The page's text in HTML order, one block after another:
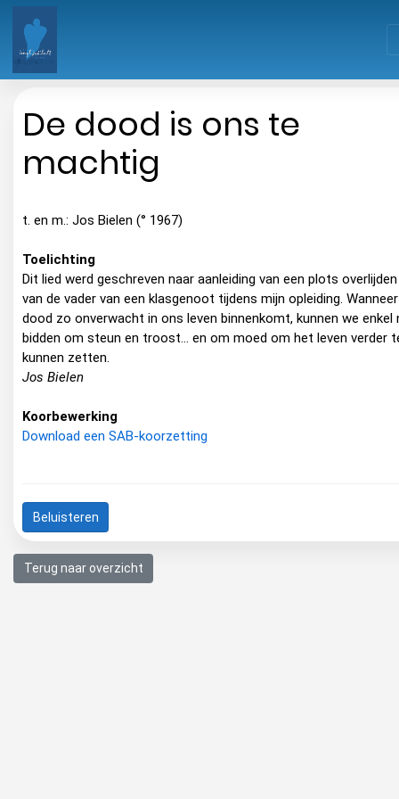
De dood is ons te
machtig
t. en m.: Jos Bielen (° 1967)
Toelichting
Dit lied werd geschreven naar aanleiding van een plots overlijden
van de vader van een klasgenoot tijdens mijn opleiding.
dood zo onverwacht in ons leven binnenkomt, kunnen we enkel
bidden om steun en troost... en om moed om het leven verder
kunnen zetten.
Jos Bielen
Koorbewerking
Download een SAB-koorzetting
Beluisteren
Terug naar overzicht